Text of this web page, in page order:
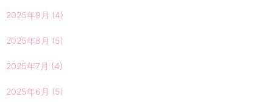
2025年9月 (4)
2025年8月 (5)
2025年7月 (4)
2025年6月 (5)